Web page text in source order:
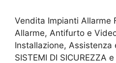
Vendita Impianti Allarme
Allarme, Antifurto e
Installazione, Assistenza
SISTEMI DI SICUREZZA